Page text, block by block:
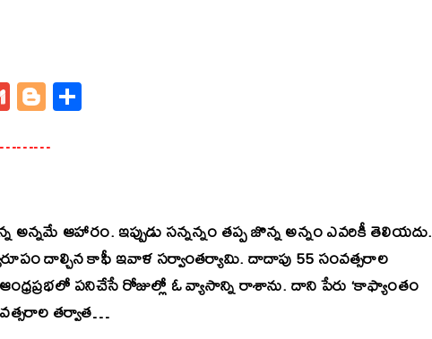
GmailBlogger
అన్నమే ఆహారం. ఇప్పుడు సన్నన్నం తప్ప జొన్న అన్నం ఎవరికీ తెలియదు.
దాల్చిన కాఫీ ఇవాళ సర్వాంతర్యామి. దాదాపు 55 సంవత్సరాల
ఆంధ్రప్రభలో పనిచేసే రోజుల్లో ఓ వ్యాసాన్ని రాశాను. దాని పేరు ‘కాఫ్యాంతం
తర్వాత…